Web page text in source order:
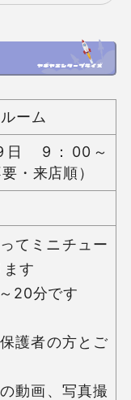
ーム
日 9：00～
・来店順）
てミニチュー
ます
20分です
護者の方とご
動画、写真撮